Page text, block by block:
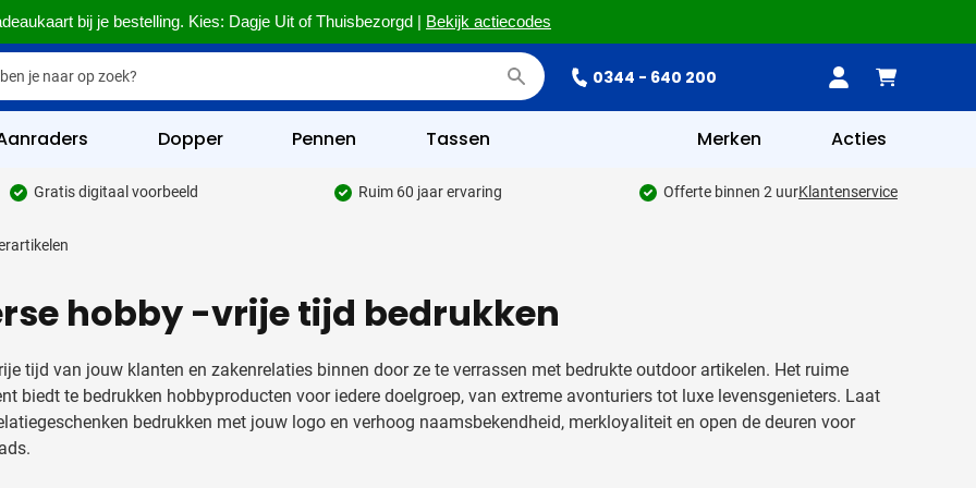
bij je bestelling. Kies: Dagje Uit of Thuisbezorgd | Bekijk actiecodes
0344 - 640 200
& Kantoor categorie
categorie
categorie
categorie
Dopper Pennen Tassen Merken Acties
Gratis digitaal voorbeeld Ruim 60 jaar ervaring Offerte binnen 2 uurKlantenservice
hobby -vrije tijd bedrukken
tijd van jouw klanten en zakenrelaties binnen door ze te verrassen met bedrukte outdoor artikelen. Het ruime
biedt te bedrukken hobbyproducten voor iedere doelgroep, van extreme avonturiers tot luxe levensgenieters. Laat
bedrukken met jouw logo en verhoog naamsbekendheid, merkloyaliteit en open de deuren voor